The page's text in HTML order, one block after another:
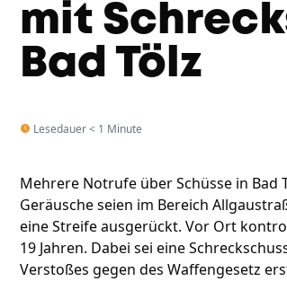
mit
Bad Tölz
Lesedauer < 1 Minute
Mehrere Notrufe über Schüsse in Bad
Geräusche seien im Bereich
eine Streife ausgerückt. Vor Ort
19 Jahren. Dabei sei eine
Verstoßes gegen des Waffengesetz